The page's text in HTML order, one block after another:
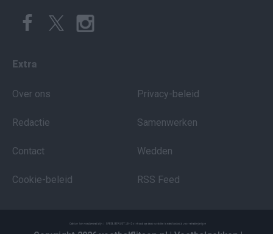
Extra
Over ons
Redactie
Contact
Cookie-beleid
Privacy-beleid
Samenwerken
Wedden
RSS Feed